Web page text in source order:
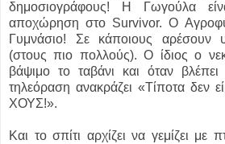
δημοσιογράφους! Η Γωγούλα
αποχώρηση στο Survivor. Ο
Γυμνάσιο! Σε κάποιους αρέσουν
(στους πιο πολλούς). Ο ίδιος ο
βάψιμο το ταβάνι και όταν
τηλεόραση ανακράζει «Τίποτα δεν
ΧΟΥΣ!».
Και το σπίτι αρχίζει να γεμίζει